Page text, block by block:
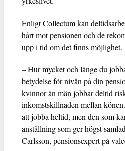
Enligt Collectum kan
hårt mot pensionen och de
upp i tid om det finns möjlighet.
– Hur mycket och länge du
betydelse för nivån på din
kvinnor än män jobbar deltid
inkomstskillnaden mellan
att jobba heltid, men den som
anställning som ger högst
Carlsson, pensionsexpert på